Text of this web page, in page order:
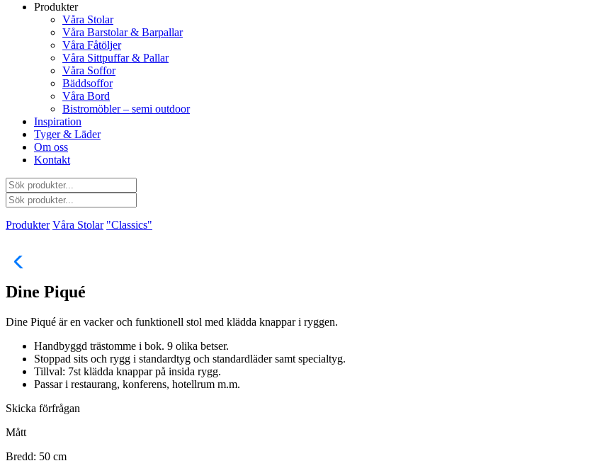
Produkter
Våra Stolar
Våra Barstolar & Barpallar
Våra Fåtöljer
Våra Sittpuffar & Pallar
Våra Soffor
Bäddsoffor
Våra Bord
Bistromöbler – semi outdoor
Inspiration
Tyger & Läder
Om oss
Kontakt
Produkter Våra Stolar "Classics"
Dine Piqué
Dine Piqué är en vacker och funktionell stol med klädda knappar i ryggen.
Handbyggd trästomme i bok. 9 olika betser.
Stoppad sits och rygg i standardtyg och standardläder samt specialtyg.
Tillval: 7st klädda knappar på insida rygg.
Passar i restaurang, konferens, hotellrum m.m.
Skicka förfrågan
Mått
Bredd: 50 cm